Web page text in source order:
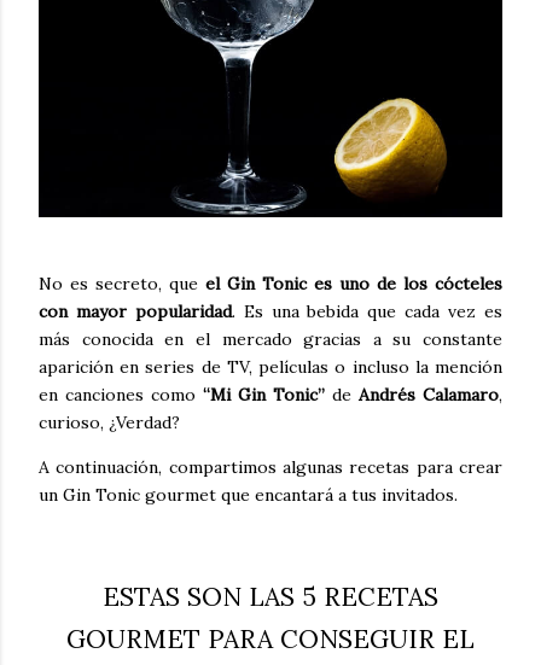
No es secreto, que el Gin Tonic es uno de los cócteles
con mayor popularidad. Es una bebida que cada vez es
más conocida en el mercado gracias a su constante
aparición en series de TV, películas o incluso la mención
en canciones como “Mi Gin Tonic” de Andrés Calamaro,
curioso, ¿Verdad?
A continuación, compartimos algunas recetas para crear
un Gin Tonic gourmet que encantará a tus invitados.
ESTAS SON LAS 5 RECETAS
GOURMET PARA CONSEGUIR EL